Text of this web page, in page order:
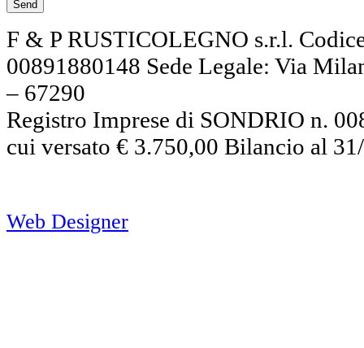
F & P RUSTICOLEGNO s.r.l.
00891880148 Sede Legale: Via
– 67290
Registro Imprese di SONDRIO n.
cui versato € 3.750,00 Bilancio al
Web Designer